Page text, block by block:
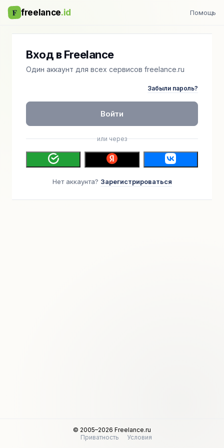
F freelance.id Помощь
Вход в Freelance
Один аккаунт для всех сервисов freelance.ru
Забыли пароль?
Войти
или через
Нет аккаунта? Зарегистрироваться
© 2005–2026 Freelance.ru
Приватность
Условия